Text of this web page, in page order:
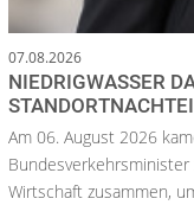
07.08.2026
NIEDRIGWASSER
Am 06. August 2026
Wirtschaft zusammen,